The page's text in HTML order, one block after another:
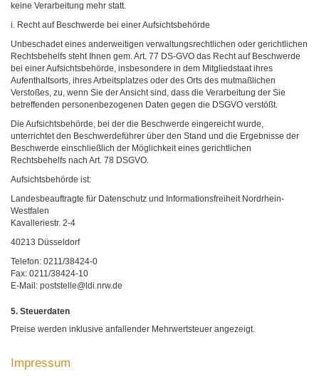
keine Verarbeitung mehr statt.
i. Recht auf Beschwerde bei einer Aufsichtsbehörde
Unbeschadet eines anderweitigen verwaltungsrechtlichen oder gerichtlichen
Rechtsbehelfs steht Ihnen gem. Art. 77 DS-GVO das Recht auf Beschwerde
bei einer Aufsichtsbehörde, insbesondere in dem Mitgliedstaat ihres
Aufenthaltsorts, ihres Arbeitsplatzes oder des Orts des mutmaßlichen
Verstoßes, zu, wenn Sie der Ansicht sind, dass die Verarbeitung der Sie
betreffenden personenbezogenen Daten gegen die DSGVO verstößt.
Die Aufsichtsbehörde, bei der die Beschwerde eingereicht wurde,
unterrichtet den Beschwerdeführer über den Stand und die Ergebnisse der
Beschwerde einschließlich der Möglichkeit eines gerichtlichen
Rechtsbehelfs nach Art. 78 DSGVO.
Aufsichtsbehörde ist:
Landesbeauftragte für Datenschutz und Informationsfreiheit Nordrhein-
Westfalen
Kavalleriestr. 2-4
40213 Düsseldorf
Telefon: 0211/38424-0
Fax: 0211/38424-10
E-Mail: poststelle@ldi.nrw.de
5. Steuerdaten
Preise werden inklusive anfallender Mehrwertsteuer angezeigt.
Impressum